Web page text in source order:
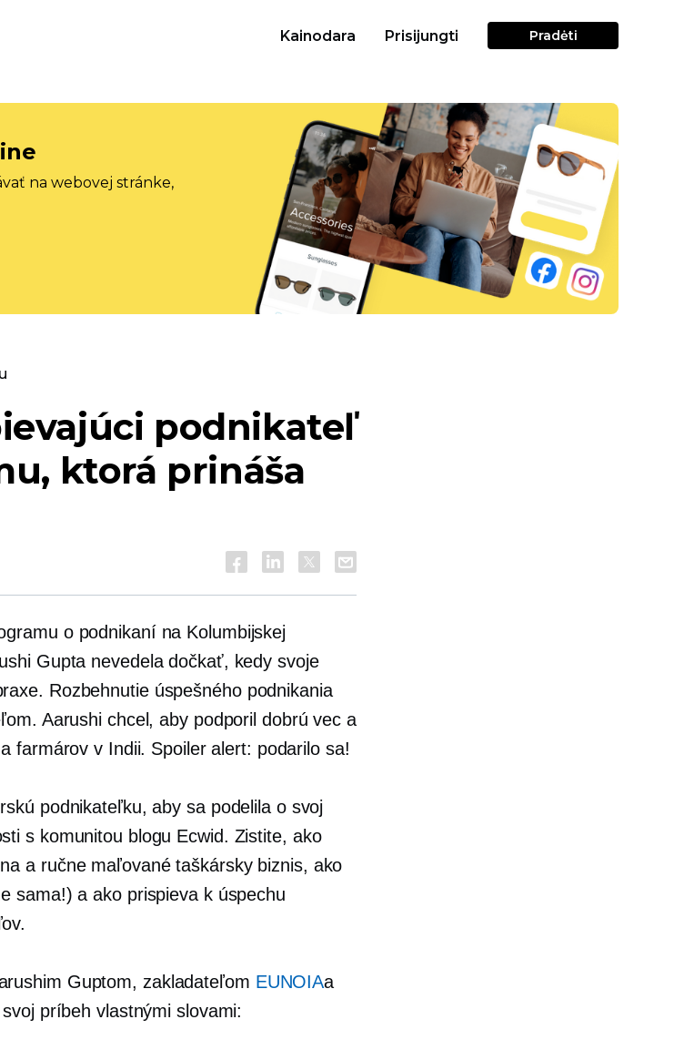
Kainodara Prisijungti Pradėti
na webovej stránke,
podnikateľ
ktorá prináša
o podnikaní na Kolumbijskej
Gupta nevedela dočkať, kedy svoje
Rozbehnutie úspešného podnikania
Aarushi chcel, aby podporil dobrú vec a
farmárov v Indii. Spoiler alert: podarilo sa!
podnikateľku, aby sa podelila o svoj
s komunitou blogu Ecwid. Zistite, ako
a ručne maľovanétaškársky biznis, ako
sama!) a ako prispieva k úspechu
Guptom, zakladateľom EUNOIAa
príbeh vlastnými slovami: